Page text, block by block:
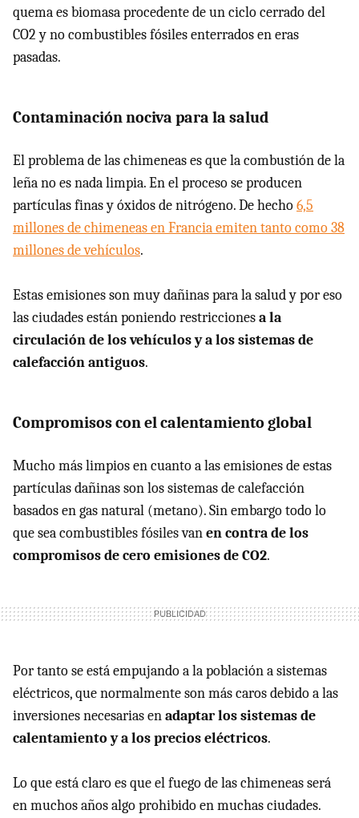
quema es biomasa procedente de un ciclo cerrado del
CO2 y no combustibles fósiles enterrados en eras
pasadas.
Contaminación nociva para la salud
El problema de las chimeneas es que la combustión de la
leña no es nada limpia. En el proceso se producen
partículas finas y óxidos de nitrógeno. De hecho6,5
millones de chimeneas en Francia emiten tanto como 38
millones de vehículos.
Estas emisiones son muy dañinas para la salud y por eso
las ciudades están poniendo restriccionesa la
circulación de los vehículos y a los sistemas de
calefacción antiguos.
Compromisos con el calentamiento global
Mucho más limpios en cuanto a las emisiones de estas
partículas dañinas son los sistemas de calefacción
basados en gas natural (metano). Sin embargo todo lo
que sea combustibles fósiles vanen contra de los
compromisos de cero emisiones de CO2.
Por tanto se está empujando a la población a sistemas
eléctricos, que normalmente son más caros debido a las
inversiones necesarias enadaptar los sistemas de
calentamiento y a los precios eléctricos.
Lo que está claro es que el fuego de las chimeneas será
en muchos años algo prohibido en muchas ciudades.